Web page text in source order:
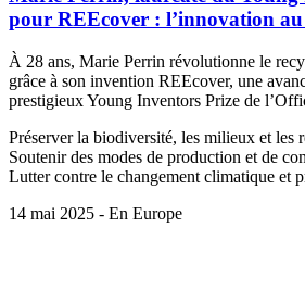
pour REEcover : l’innovation au
À 28 ans, Marie Perrin révolutionne le
grâce à son invention REEcover, une
prestigieux Young Inventors Prize de
Préserver la biodiversité, les milieux et les
Soutenir des modes de production et de
Lutter contre le changement climatique et
14 mai 2025 - En Europe